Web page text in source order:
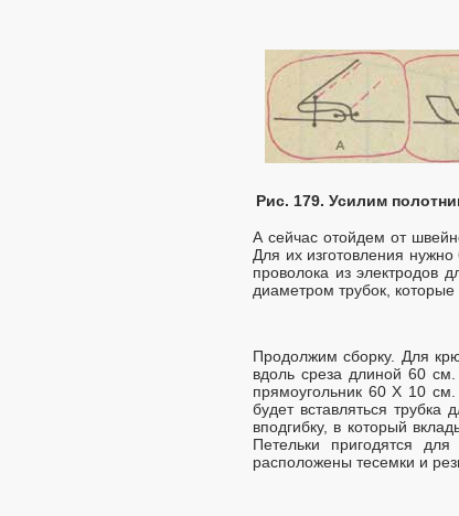
Рис. 179. Усилим
А сейчас отойдем от
Для их изготовления
проволока из электродов
диаметром трубок, которые
Продолжим сборку. Для
вдоль среза длиной 60
прямоугольник 60 X 10
будет вставляться
вподгибку, в который
Петельки пригодятся
расположены тесемки и